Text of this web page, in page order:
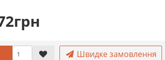
Швидке замовлення